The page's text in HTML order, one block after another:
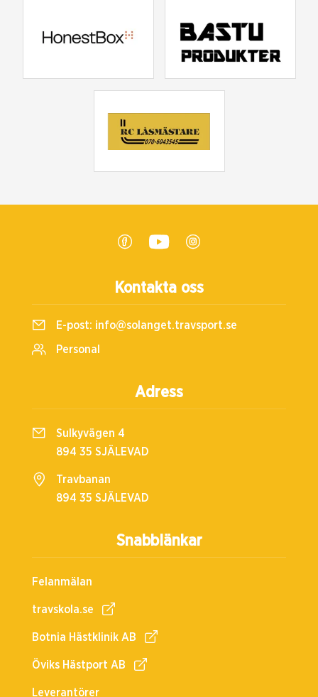
Snabblänkar
Felanmälan
travskola.se
Botnia Hästklinik AB
Öviks Hästport AB
Leverantörer
Kontakta oss
E-post: info@solanget.travsport.se
Personal
Adress
Sulkyvägen 4
894 35 SJÄLEVAD
Travbanan
894 35 SJÄLEVAD